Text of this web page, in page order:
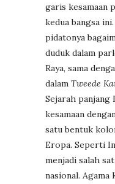
garis kesamaan
kedua bangsa
pidatonya
duduk dalam
Raya, sama
dalam Tweede
Sejarah panjang
kesamaan
satu bentuk
Eropa. Seperti
menjadi salah
nasional.